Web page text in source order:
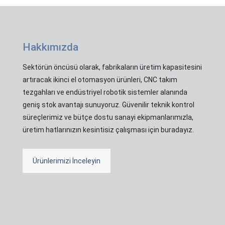
Hakkımızda
Sektörün öncüsü olarak, fabrikaların üretim kapasitesini
artıracak ikinci el otomasyon ürünleri, CNC takım
tezgahları ve endüstriyel robotik sistemler alanında
geniş stok avantajı sunuyoruz. Güvenilir teknik kontrol
süreçlerimiz ve bütçe dostu sanayi ekipmanlarımızla,
üretim hatlarınızın kesintisiz çalışması için buradayız.
Ürünlerimizi İnceleyin